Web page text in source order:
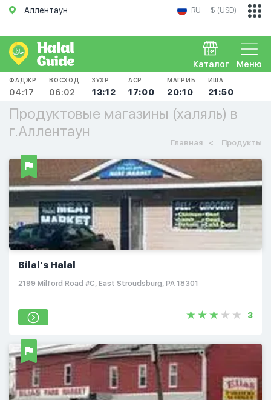
Аллентаун RU $ (USD)
Меню
Каталог
ФАДЖР
04:17
ВОСХОД
06:02
ЗУХР
13:12
АСР
17:00
МАГРИБ
20:10
ИША
21:50
Продуктовые магазины (халяль) в
г.Аллентаун
Главная Продукты
Bilal's Halal
2199 Milford Road #C, East Stroudsburg, PA 18301
3